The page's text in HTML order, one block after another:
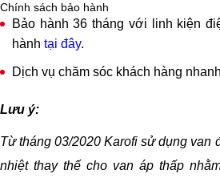
11978:2017 về máy lọc nước dùng
cục đo lường chất lượng – Bộ Khoa
Nguồn nước được cấp chứng nhận
vi khuẩn E.coli, Coliform,
aeruginosa, Bào tử vi khuẩn kị khí
Chính sách bảo hành
Bảo hành 36 tháng với linh kiện
hành tại đây.
Dịch vụ chăm sóc khách hàng
Lưu ý:
Từ tháng 03/2020 Karofi sử dụng van
nhiệt thay thế cho van áp thấp